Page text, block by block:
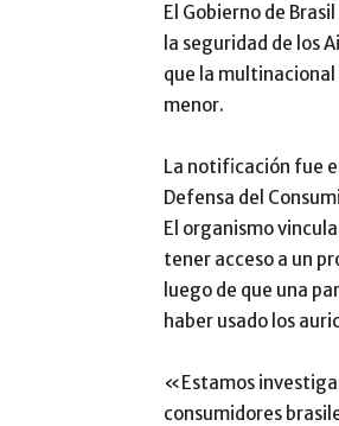
El Gobierno de
la seguridad de los
que la multinacional
menor.
La notificación fue
Defensa del
El organismo
tener acceso a un
luego de que una
haber usado los
«Estamos
consumidores